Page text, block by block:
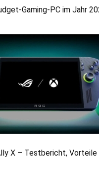
Gaming-PC im Jahr
X – Testbericht,